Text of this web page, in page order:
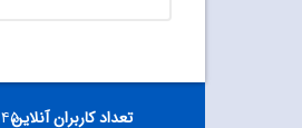
تعداد کاربران آنلاین۴۵ نفر